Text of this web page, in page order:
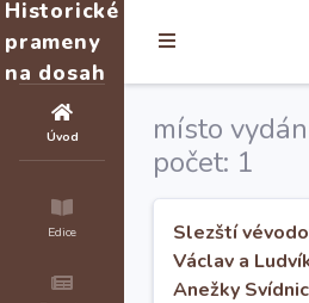
Historické
prameny
na dosah
Úvod
Edice
místo
počet: 1
Slezští
Václav a
Anežky